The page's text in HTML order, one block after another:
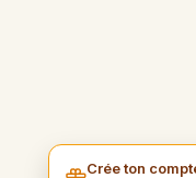
Crée ton